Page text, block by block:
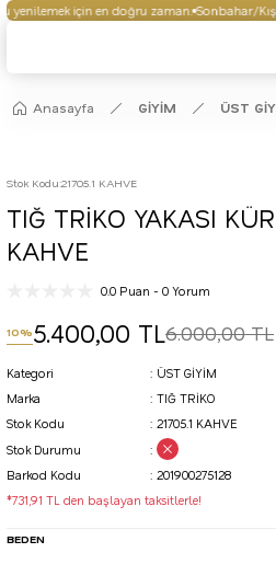
yenilemek için en doğru zaman. Sonbahar/Kış
Anasayfa GİYİM ÜST
Stok Kodu:21705.1 KAHVE
TIĞ TRİKO YAKASI
KAHVE
0.0 Puan - 0 Yorum
10%5.400,00 TL6.000,00 TL
Kategori
ÜST GİYİM
Marka
TIĞ TRİKO
Stok Kodu
21705.1 KAHVE
Stok Durumu
Barkod Kodu
201900275128
*731,91 TL den başlayan taksitlerle!
BEDEN